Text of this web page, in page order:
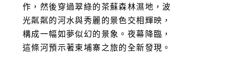
作，然後穿過翠綠的茶蘇森林濕地，波
光粼粼的河水與秀麗的景色交相輝映，
構成一幅如夢似幻的景象。夜幕降臨，
這條河預示著柬埔寨之旅的全新發現。